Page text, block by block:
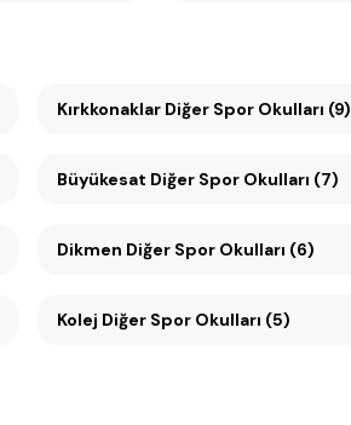
Kırkkonaklar Diğer Spor Okulları (9)
Büyükesat Diğer Spor Okulları (7)
Dikmen Diğer Spor Okulları (6)
Kolej Diğer Spor Okulları (5)